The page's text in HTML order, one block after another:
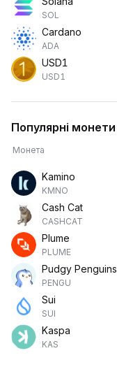
SOL
Cardano
ADA
USD1
USD1
Популярні монети
Монета
Kamino
KMNO
Cash Cat
CASHCAT
Plume
PLUME
Pudgy Penguins
PENGU
Sui
SUI
Kaspa
KAS